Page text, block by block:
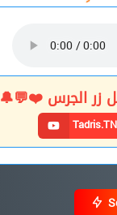
زر الجرس ❤️💬🔔
Tadris.TN